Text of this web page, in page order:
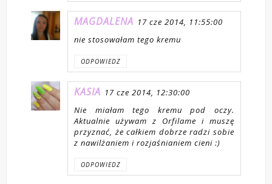
MAGDALENA 17 cze 2014, 11:55:00
nie stosowałam tego kremu
ODPOWIEDZ
KASIA 17 cze 2014, 12:30:00
Nie miałam tego kremu pod oczy.
Aktualnie używam z Orfilame i muszę
przyznać, że całkiem dobrze radzi sobie
z nawilżaniem i rozjaśnianiem cieni :)
ODPOWIEDZ